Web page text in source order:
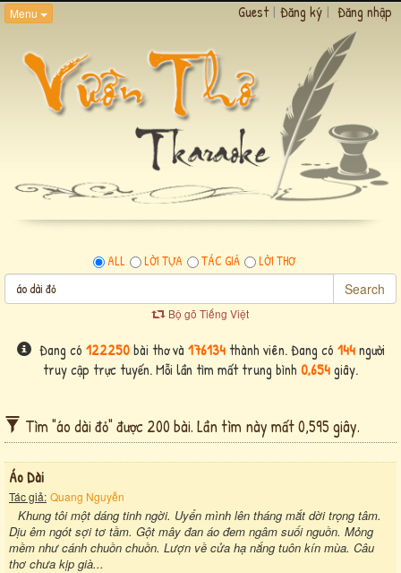
Menu Guest | Đăng ký | Đăng nhập
ALL LỜI TỰA TÁC GIẢ LỜI THƠ
Search
Bộ gõ Tiếng Việt
Đang có 122250bài thơ và 176134thành viên. Đang có 144người
truy cập trực tuyến. Mỗi lần tìm mất trung bình 0,654giây.
Tìm "áo dài đỏ" được 200 bài. Lần tìm này mất 0,595 giây.
Áo Dài
Tác giả: Quang Nguyễn
Khung tôi một dáng tinh ngời. Uyển mình lên tháng mắt dời trọng tâm.
Dịu êm ngót sợi tơ tầm. Gột mây đan áo đem ngâm suối nguồn. Mỏng
mềm như cánh chuồn chuồn. Lượn về cửa hạ nắng tuôn kín mùa. Câu
thơ chưa kịp già...